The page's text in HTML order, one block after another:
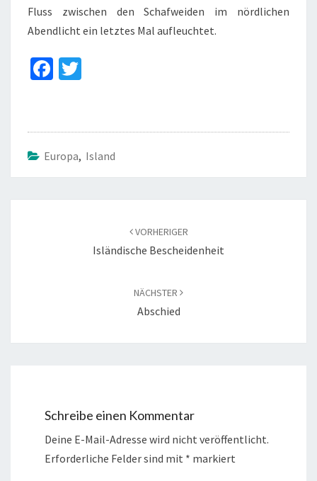
Fluss zwischen den Schafweiden im nördlichen
Abendlicht ein letztes Mal aufleuchtet.
Fa
o
o
k
er
Europa, Island
VORHERIGER
Isländische Bescheidenheit
NÄCHSTER
Abschied
Schreibe einen Kommentar
Deine E-Mail-Adresse wird nicht veröffentlicht.
Erforderliche Felder sind mit * markiert